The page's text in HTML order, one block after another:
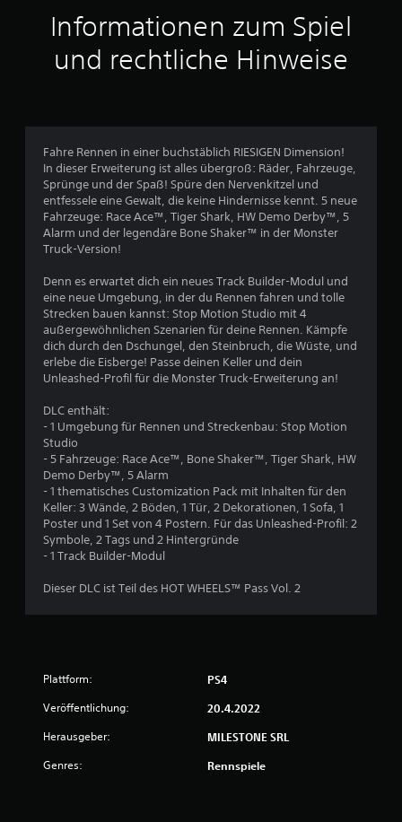
t
t
c
h
e
e
w
e
r
t
u
n
g
.
Informationen zum Spiel
und rechtliche Hinweise
Fahre Rennen in einer buchstäblich RIESIGEN Dimension!
In dieser Erweiterung ist alles übergroß: Räder, Fahrzeuge,
Sprünge und der Spaß! Spüre den Nervenkitzel und
entfessele eine Gewalt, die keine Hindernisse kennt. 5 neue
Fahrzeuge: Race Ace™, Tiger Shark, HW Demo Derby™, 5
Alarm und der legendäre Bone Shaker™ in der Monster
Truck-Version!
Denn es erwartet dich ein neues Track Builder-Modul und
eine neue Umgebung, in der du Rennen fahren und tolle
Strecken bauen kannst: Stop Motion Studio mit 4
außergewöhnlichen Szenarien für deine Rennen. Kämpfe
dich durch den Dschungel, den Steinbruch, die Wüste, und
erlebe die Eisberge! Passe deinen Keller und dein
Unleashed-Profil für die Monster Truck-Erweiterung an!
DLC enthält:
- 1 Umgebung für Rennen und Streckenbau: Stop Motion
Studio
- 5 Fahrzeuge: Race Ace™, Bone Shaker™, Tiger Shark, HW
Demo Derby™, 5 Alarm
- 1 thematisches Customization Pack mit Inhalten für den
Keller: 3 Wände, 2 Böden, 1 Tür, 2 Dekorationen, 1 Sofa, 1
Poster und 1 Set von 4 Postern. Für das Unleashed-Profil: 2
Symbole, 2 Tags und 2 Hintergründe
- 1 Track Builder-Modul
Dieser DLC ist Teil des HOT WHEELS™ Pass Vol. 2
Plattform: PS4
Veröffentlichung: 20.4.2022
Herausgeber: MILESTONE SRL
Genres: Rennspiele